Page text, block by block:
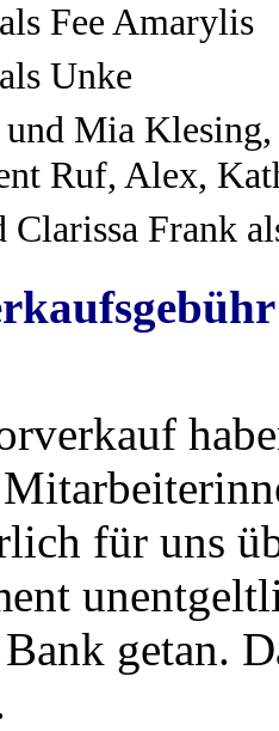
Fee Amarylis
Unke
Mia
Ruf, Alex,
Clarissa Frank
für uns
getan.